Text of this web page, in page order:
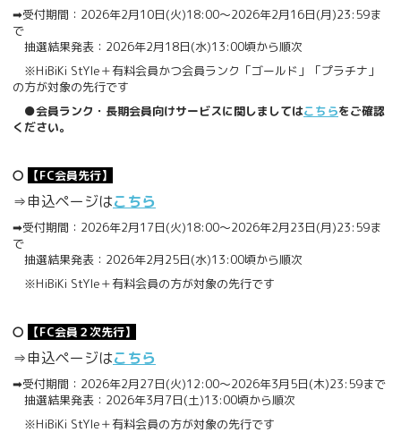
➡受付期間：2026年2月10日(火)18:00～2026年2月16日(月)23:59ま
で
抽選結果発表：2026年2月18日(水)13:00頃から順次
※HiBiKi StYle＋有料会員かつ会員ランク「ゴールド」「プラチナ」
の方が対象の先行です
●会員ランク・長期会員向けサービスに関しましてはこちらをご確認
ください。
〇 【FC会員先行】
⇒申込ページはこちら
➡受付期間：2026年2月17日(火)18:00～2026年2月23日(月)23:59ま
で
抽選結果発表：2026年2月25日(水)13:00頃から順次
※HiBiKi StYle＋有料会員の方が対象の先行です
〇 【FC会員２次先行】
⇒申込ページはこちら
➡受付期間：2026年2月27日(火)12:00～2026年3月5日(木)23:59まで
抽選結果発表：2026年3月7日(土)13:00頃から順次
※HiBiKi StYle＋有料会員の方が対象の先行です